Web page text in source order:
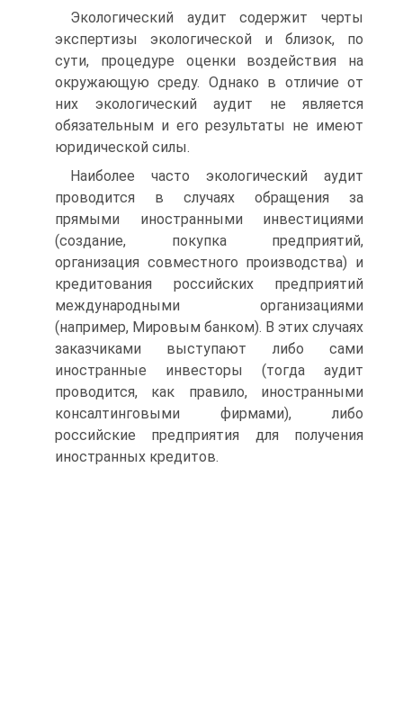
Экологический аудит содержит черты
экспертизы экологической и близок, по
сути, процедуре оценки воздействия на
окружающую среду. Однако в отличие от
них экологический аудит не является
обязательным и его результаты не имеют
юридической силы.
Наиболее часто экологический аудит
проводится в случаях обращения за
прямыми иностранными инвестициями
(создание, покупка предприятий,
организация совместного производства) и
кредитования российских предприятий
международными организациями
(например, Мировым банком). В этих случаях
заказчиками выступают либо сами
иностранные инвесторы (тогда аудит
проводится, как правило, иностранными
консалтинговыми фирмами), либо
российские предприятия для получения
иностранных кредитов.